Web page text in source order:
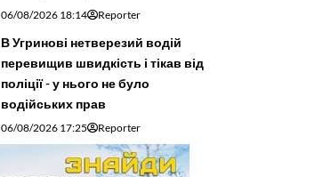
06/08/2026 18:14 Reporter
В Угринові нетверезий водій
перевищив швидкість і тікав від
поліції - у нього не було
водійських прав
06/08/2026 17:25 Reporter